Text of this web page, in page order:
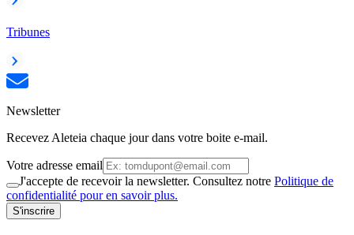
Tribunes
Newsletter
Recevez Aleteia chaque jour dans votre boite e-mail.
Votre adresse email
J'accepte de recevoir la newsletter. Consultez notre Politique de
confidentialité pour en savoir plus.
S'inscrire